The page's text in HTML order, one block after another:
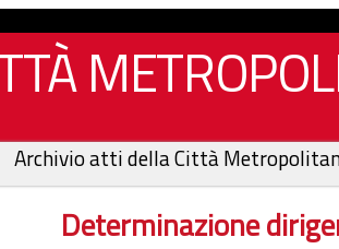
Archivio atti della Città
Determinazione